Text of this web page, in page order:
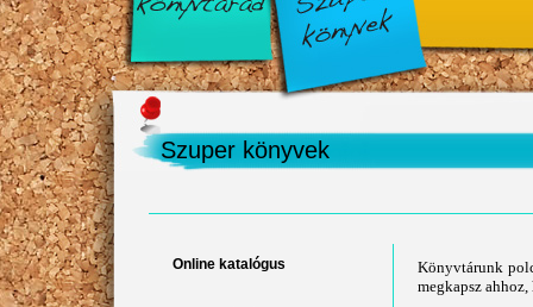
Szuper könyvek
Online katalógus
Könyvtárunk
megkapsz